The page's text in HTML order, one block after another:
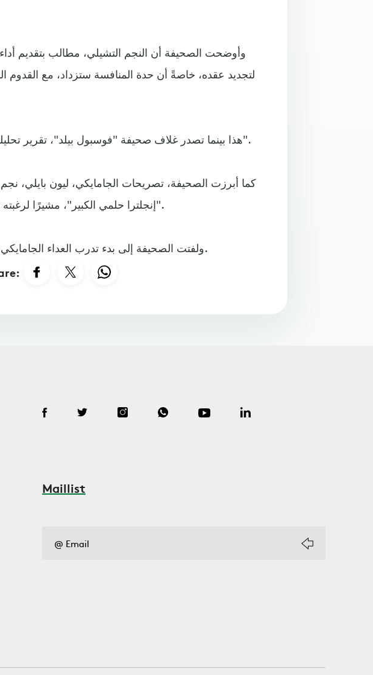
وأوضحت الصحيفة أن النجم التشيلي، مطالب بتقديم
لتجديد عقده، خاصةً أن حدة المنافسة ستزداد، مع القدوم
هذا بينما تصدر غلاف صحيفة "فوسبول بيلد"، تقرير تحليلي، بعنوان: "8 حقائق عن البوندسليجا".
كما أبرزت الصحيفة، تصريحات الجامايكي، ليون بايلي،
"إنجلترا حلمي الكبير"، مشيرًا لرغبته في اللعب بالدوري الإنجليزي مستقبلا.
ولفتت الصحيفة إلى بدء تدرب العداء الجامايكي، يوسين بولت، في بوروسيا دورتموند.
Maillist